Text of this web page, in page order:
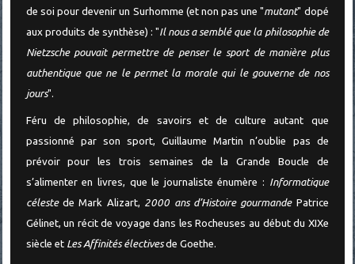
de soi pour devenir un Surhomme (et non pas une "mutant" dopé
aux produits de synthèse) : "Il nous a semblé que la philosophie de
Nietzsche pouvait permettre de penser le sport de manière plus
authentique que ne le permet la morale qui le gouverne de nos
jours".
Féru de philosophie, de savoirs et de culture autant que
passionné par son sport, Guillaume Martin n’oublie pas de
prévoir pour les trois semaines de la Grande Boucle de
s’alimenter en livres, que le journaliste énumère : Informatique
célestede Mark Alizart, 2000 ans d’Histoire gourmandePatrice
Gélinet, un récit de voyage dans les Rocheuses au début du XIXe
siècle et Les Affinités électivesde Goethe.